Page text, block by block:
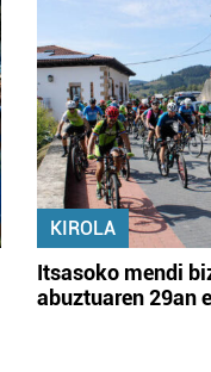
KIROLA
Itsasoko mendi
abuztuaren 29an